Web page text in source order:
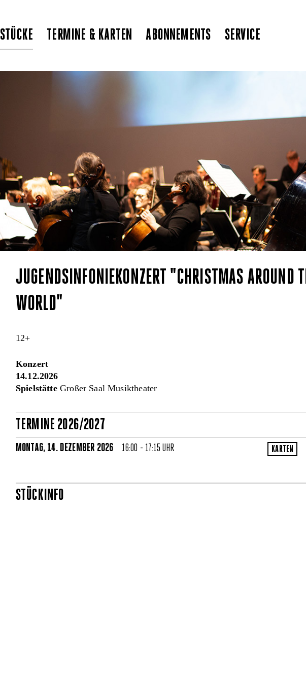
STÜCKE TERMINE & KARTEN ABONNEMENTS SERVICE
JUGENDSINFONIEKONZERT "CHRISTMAS AROUND
WORLD"
12+
Konzert
14.12.2026
SpielstätteGroßer Saal Musiktheater
TERMINE 2026/2027
MONTAG, 14. DEZEMBER 2026 16:00 - 17:15 UHR
STÜCKINFO